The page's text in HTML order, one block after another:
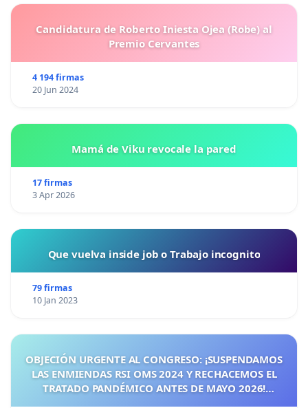
Candidatura de Roberto Iniesta Ojea (Robe) al
Premio Cervantes
4 194 firmas
20 Jun 2024
Mamá de Viku revocale la pared
17 firmas
3 Apr 2026
Que vuelva inside job o Trabajo incognito
79 firmas
10 Jan 2023
OBJECIÓN URGENTE AL CONGRESO: ¡SUSPENDAMOS
LAS ENMIENDAS RSI OMS 2024 Y RECHACEMOS EL
TRATADO PANDÉMICO ANTES DE MAYO 2026!